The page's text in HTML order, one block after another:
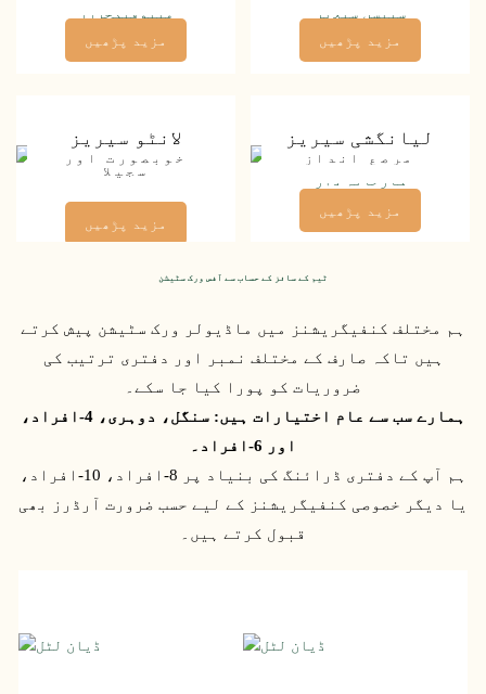
مزید پڑھیں مزید پڑھیں
لانٹو سیریز
خوبصورت اور
سجیلا
مزید پڑھیں
لیانگشی سیریز
مرصع انداز
مزید پڑھیں
ٹیم کے سائز کے حساب سے آفس ورک سٹیشن
ہم مختلف کنفیگریشنز میں ماڈیولر ورک سٹیشن پیش کرتے
ہیں تاکہ صارف کے مختلف نمبر اور دفتری ترتیب کی
ضروریات کو پورا کیا جا سکے۔
ہمارے سب سے عام اختیارات ہیں: سنگل، دوہری، 4-افراد،
اور 6-افراد۔
ہم آپ کے دفتری ڈرائنگ کی بنیاد پر 8-افراد، 10-افراد،
یا دیگر خصوصی کنفیگریشنز کے لیے حسب ضرورت آرڈرز بھی
قبول کرتے ہیں۔